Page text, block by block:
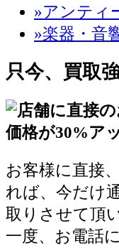
»アンティ
只今、買取
お客様に直接
れば、今だけ
取りさせて頂